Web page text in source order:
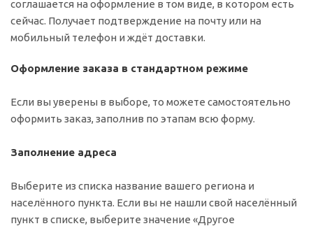
соглашается на оформление в том виде, в котором есть
сейчас. Получает подтверждение на почту или на
мобильный телефон и ждёт доставки.
Оформление заказа в стандартном режиме
Если вы уверены в выборе, то можете самостоятельно
оформить заказ, заполнив по этапам всю форму.
Заполнение адреса
Выберите из списка название вашего региона и
населённого пункта. Если вы не нашли свой населённый
пункт в списке, выберите значение «Другое